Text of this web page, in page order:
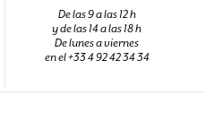
De las 9 a las 12 h
y de las 14 a las 18 h
De lunes a viernes
en el +33 4 92 42 34 34